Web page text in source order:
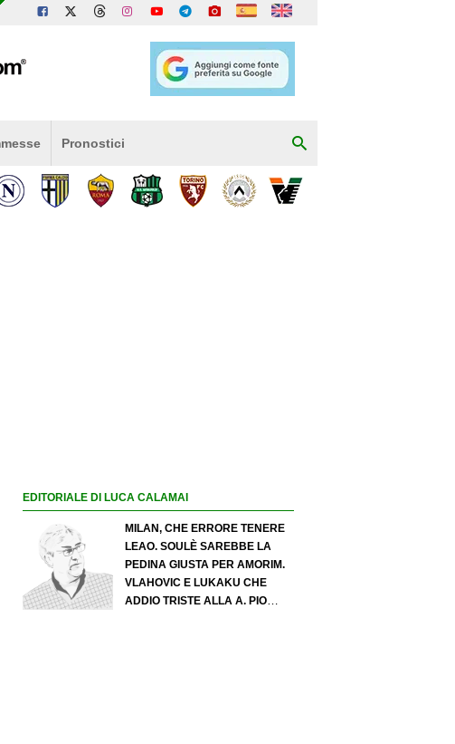
Pronostici
EDITORIALE DI LUCA CALAMAI
MILAN, CHE ERRORE TENERE
LEAO. SOULÈ SAREBBE LA
PEDINA GIUSTA PER AMORIM.
VLAHOVIC E LUKAKU CHE
ADDIO TRISTE ALLA A. PIO